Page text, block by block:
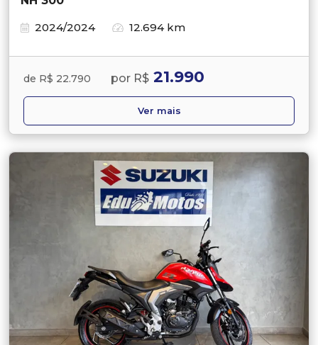
2024/2024
12.694 km
de R$ 22.790 por R$ 21.990
Ver mais